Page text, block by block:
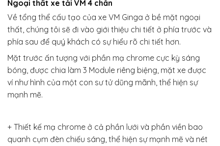
Ngoại thất xe tải VM 4 chân
Về tổng thể cấu tạo của xe VM Ginga ở bề mặt ngoại
thất, chúng tôi sẽ đi vào giới thiệu chi tiết ở phía trước và
phía sau để quý khách có sự hiểu rõ chi tiết hơn.
Mặt trước ấn tượng với phần mạ chrome cực kỳ sáng
bóng, được chia làm 3 Module riêng biệng, mặt xe được
ví như hình của một con sư tử dũng mãnh, thể hiện sự
mạnh mẽ.
+ Thiết kế mạ chrome ở cả phần lưới và phần viền bao
quanh cụm đèn chiếu sáng, thể hiện sự mạnh mẽ và nét